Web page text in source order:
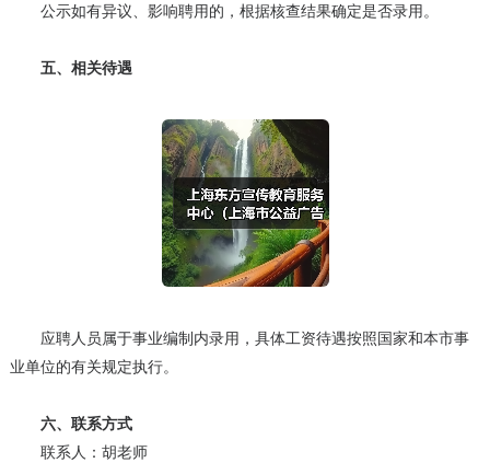
公示如有异议、影响聘用的，根据核查结果确定是否录用。
五、相关待遇
应聘人员属于事业编制内录用，具体工资待遇按照国家和本市事
业单位的有关规定执行。
六、联系方式
联系人：胡老师